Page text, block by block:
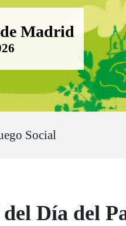
de
Madrid
Social
Día del